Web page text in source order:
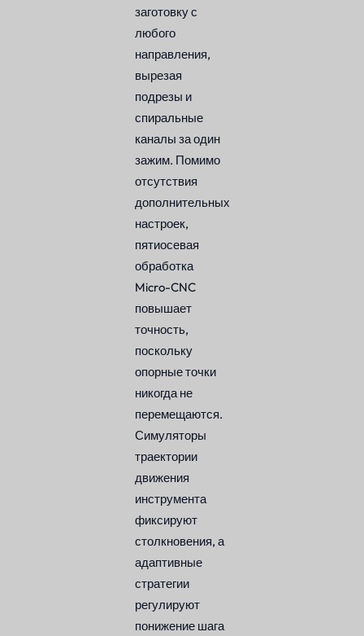
заготовку с
любого
направления,
вырезая
подрезы и
спиральные
каналы за один
зажим. Помимо
отсутствия
дополнительных
настроек,
пятиосевая
обработка
Micro-CNC
повышает
точность,
поскольку
опорные точки
никогда не
перемещаются.
Симуляторы
траектории
движения
инструмента
фиксируют
столкновения, а
адаптивные
стратегии
регулируют
понижение шага